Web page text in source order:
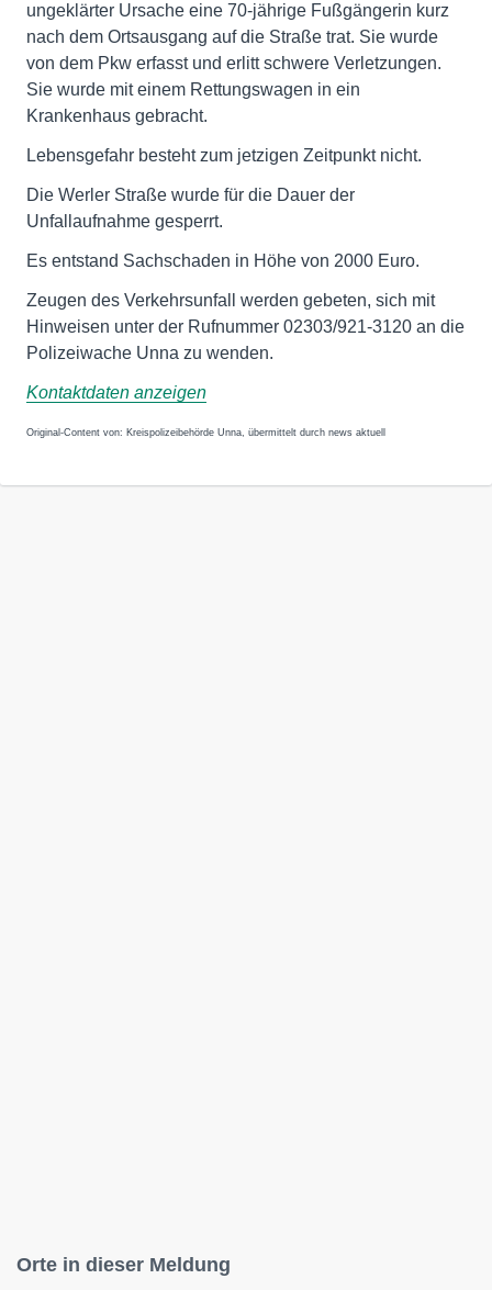
ungeklärter Ursache eine 70-jährige Fußgängerin kurz
nach dem Ortsausgang auf die Straße trat. Sie wurde
von dem Pkw erfasst und erlitt schwere Verletzungen.
Sie wurde mit einem Rettungswagen in ein
Krankenhaus gebracht.
Lebensgefahr besteht zum jetzigen Zeitpunkt nicht.
Die Werler Straße wurde für die Dauer der
Unfallaufnahme gesperrt.
Es entstand Sachschaden in Höhe von 2000 Euro.
Zeugen des Verkehrsunfall werden gebeten, sich mit
Hinweisen unter der Rufnummer 02303/921-3120 an die
Polizeiwache Unna zu wenden.
Kontaktdaten anzeigen
Original-Content von: Kreispolizeibehörde Unna, übermittelt durch news aktuell
Orte in dieser Meldung